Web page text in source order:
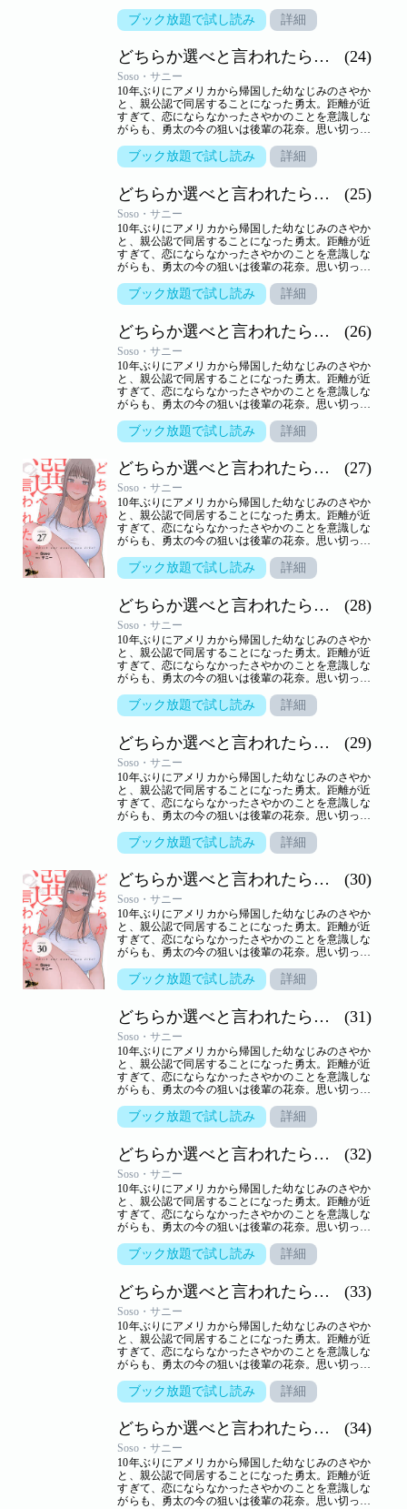
しまう。しかし、さやかといっしょのところを目撃
されて以来、花奈の態度は一転。一方さやかは、一
小悪魔かわいい系と気の強い美人、二人に挟まれ、
嬉しくないわけはないけれど…。三角関係の行方は
――！？【ズズズキュン！】
ブック放題で試し読み 詳細
どちらか選べと言われたら。（フルカラー） (24)
Soso・サニー
10年ぶりにアメリカから帰国した幼なじみのさやか
と、親公認で同居することになった勇太。距離が近
すぎて、恋にならなかったさやかのことを意識しな
がらも、勇太の今の狙いは後輩の花奈。思い切って
しまう。しかし、さやかといっしょのところを目撃
されて以来、花奈の態度は一転。一方さやかは、一
小悪魔かわいい系と気の強い美人、二人に挟まれ、
嬉しくないわけはないけれど…。三角関係の行方は
――！？【ズズズキュン！】
ブック放題で試し読み 詳細
どちらか選べと言われたら。（フルカラー） (25)
Soso・サニー
10年ぶりにアメリカから帰国した幼なじみのさやか
と、親公認で同居することになった勇太。距離が近
すぎて、恋にならなかったさやかのことを意識しな
がらも、勇太の今の狙いは後輩の花奈。思い切って
しまう。しかし、さやかといっしょのところを目撃
されて以来、花奈の態度は一転。一方さやかは、一
小悪魔かわいい系と気の強い美人、二人に挟まれ、
嬉しくないわけはないけれど…。三角関係の行方は
――！？【ズズズキュン！】
ブック放題で試し読み 詳細
どちらか選べと言われたら。（フルカラー） (26)
Soso・サニー
10年ぶりにアメリカから帰国した幼なじみのさやか
と、親公認で同居することになった勇太。距離が近
すぎて、恋にならなかったさやかのことを意識しな
がらも、勇太の今の狙いは後輩の花奈。思い切って
しまう。しかし、さやかといっしょのところを目撃
されて以来、花奈の態度は一転。一方さやかは、一
小悪魔かわいい系と気の強い美人、二人に挟まれ、
嬉しくないわけはないけれど…。三角関係の行方は
――！？【ズズズキュン！】
ブック放題で試し読み 詳細
どちらか選べと言われたら。（フルカラー） (27)
Soso・サニー
10年ぶりにアメリカから帰国した幼なじみのさやか
と、親公認で同居することになった勇太。距離が近
すぎて、恋にならなかったさやかのことを意識しな
がらも、勇太の今の狙いは後輩の花奈。思い切って
しまう。しかし、さやかといっしょのところを目撃
されて以来、花奈の態度は一転。一方さやかは、一
小悪魔かわいい系と気の強い美人、二人に挟まれ、
嬉しくないわけはないけれど…。三角関係の行方は
――！？【ズズズキュン！】
ブック放題で試し読み 詳細
どちらか選べと言われたら。（フルカラー） (28)
Soso・サニー
10年ぶりにアメリカから帰国した幼なじみのさやか
と、親公認で同居することになった勇太。距離が近
すぎて、恋にならなかったさやかのことを意識しな
がらも、勇太の今の狙いは後輩の花奈。思い切って
しまう。しかし、さやかといっしょのところを目撃
されて以来、花奈の態度は一転。一方さやかは、一
小悪魔かわいい系と気の強い美人、二人に挟まれ、
嬉しくないわけはないけれど…。三角関係の行方は
――！？【ズズズキュン！】
ブック放題で試し読み 詳細
どちらか選べと言われたら。（フルカラー） (29)
Soso・サニー
10年ぶりにアメリカから帰国した幼なじみのさやか
と、親公認で同居することになった勇太。距離が近
すぎて、恋にならなかったさやかのことを意識しな
がらも、勇太の今の狙いは後輩の花奈。思い切って
しまう。しかし、さやかといっしょのところを目撃
されて以来、花奈の態度は一転。一方さやかは、一
小悪魔かわいい系と気の強い美人、二人に挟まれ、
嬉しくないわけはないけれど…。三角関係の行方は
――！？【ズズズキュン！】
ブック放題で試し読み 詳細
どちらか選べと言われたら。（フルカラー） (30)
Soso・サニー
10年ぶりにアメリカから帰国した幼なじみのさやか
と、親公認で同居することになった勇太。距離が近
すぎて、恋にならなかったさやかのことを意識しな
がらも、勇太の今の狙いは後輩の花奈。思い切って
しまう。しかし、さやかといっしょのところを目撃
されて以来、花奈の態度は一転。一方さやかは、一
小悪魔かわいい系と気の強い美人、二人に挟まれ、
嬉しくないわけはないけれど…。三角関係の行方は
――！？【ズズズキュン！】
ブック放題で試し読み 詳細
どちらか選べと言われたら。（フルカラー） (31)
Soso・サニー
10年ぶりにアメリカから帰国した幼なじみのさやか
と、親公認で同居することになった勇太。距離が近
すぎて、恋にならなかったさやかのことを意識しな
がらも、勇太の今の狙いは後輩の花奈。思い切って
しまう。しかし、さやかといっしょのところを目撃
されて以来、花奈の態度は一転。一方さやかは、一
小悪魔かわいい系と気の強い美人、二人に挟まれ、
嬉しくないわけはないけれど…。三角関係の行方は
――！？【ズズズキュン！】
ブック放題で試し読み 詳細
どちらか選べと言われたら。（フルカラー） (32)
Soso・サニー
10年ぶりにアメリカから帰国した幼なじみのさやか
と、親公認で同居することになった勇太。距離が近
すぎて、恋にならなかったさやかのことを意識しな
がらも、勇太の今の狙いは後輩の花奈。思い切って
しまう。しかし、さやかといっしょのところを目撃
されて以来、花奈の態度は一転。一方さやかは、一
小悪魔かわいい系と気の強い美人、二人に挟まれ、
嬉しくないわけはないけれど…。三角関係の行方は
――！？【ズズズキュン！】
ブック放題で試し読み 詳細
どちらか選べと言われたら。（フルカラー） (33)
Soso・サニー
10年ぶりにアメリカから帰国した幼なじみのさやか
と、親公認で同居することになった勇太。距離が近
すぎて、恋にならなかったさやかのことを意識しな
がらも、勇太の今の狙いは後輩の花奈。思い切って
しまう。しかし、さやかといっしょのところを目撃
されて以来、花奈の態度は一転。一方さやかは、一
小悪魔かわいい系と気の強い美人、二人に挟まれ、
嬉しくないわけはないけれど…。三角関係の行方は
――！？【ズズズキュン！】
ブック放題で試し読み 詳細
どちらか選べと言われたら。（フルカラー） (34)
Soso・サニー
10年ぶりにアメリカから帰国した幼なじみのさやか
と、親公認で同居することになった勇太。距離が近
すぎて、恋にならなかったさやかのことを意識しな
がらも、勇太の今の狙いは後輩の花奈。思い切って